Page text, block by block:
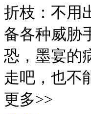
折枝：不用
备各种威胁
恐，墨宴的
走吧，也不
更多>>